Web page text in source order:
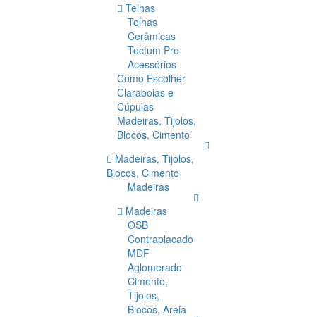
Telhas
Telhas
Cerâmicas
Tectum Pro
Acessórios
Como Escolher
Claraboias e
Cúpulas
Madeiras, Tijolos,
Blocos, Cimento
Madeiras, Tijolos,
Blocos, Cimento
Madeiras
Madeiras
OSB
Contraplacado
MDF
Aglomerado
Cimento,
Tijolos,
Blocos, Areia